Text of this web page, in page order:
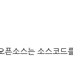
픈소스는 소스코드